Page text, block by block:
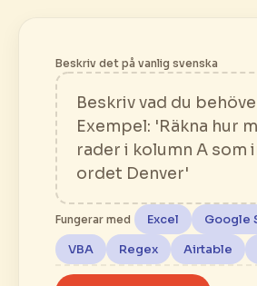
Beskriv det på vanlig svenska
Fungerar med Excel
Google
VBA
Regex Airtable